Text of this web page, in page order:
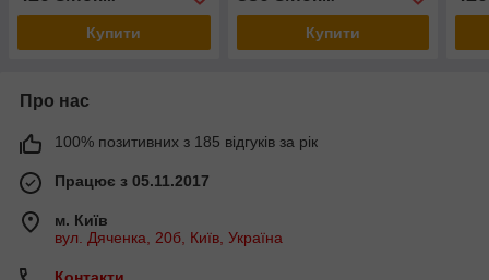
Купити Купити
Про нас
100% позитивних з 185 відгуків за рік
Працює з 05.11.2017
м. Київ
вул. Дяченка, 20б, Київ, Україна